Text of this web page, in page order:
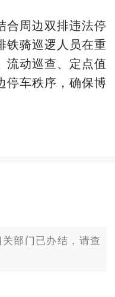
合周边双排违法停
铁骑巡逻人员在重
流动巡查、定点值
停车秩序，确保博
关部门已办结，请查